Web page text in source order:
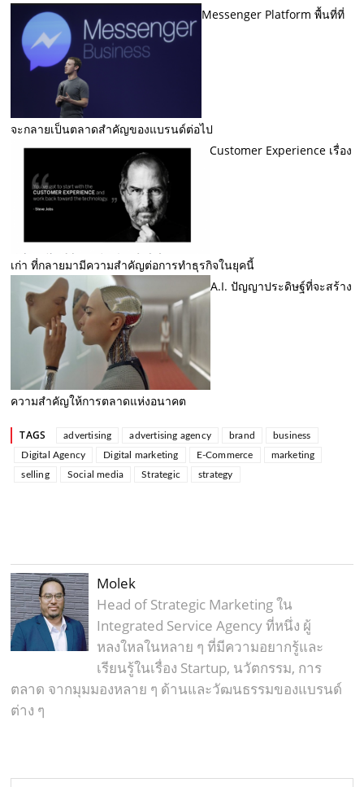
Messenger Platform พื้นที่ที่
จะกลายเป็นตลาดสำคัญของแบรนด์ต่อไป
Customer Experience เรื่อง
เก่า ที่กลายมามีความสำคัญต่อการทำธุรกิจในยุคนี้
A.I. ปัญญาประดิษฐ์ที่จะสร้าง
ความสำคัญให้การตลาดแห่งอนาคต
TAGS advertising advertising agency brand
business
Digital Agency
Digital marketing E-Commerce
marketing
selling
Social media Strategic strategy
Molek
Head of Strategic Marketing ใน
Integrated Service Agency ที่หนึ่ง ผู้
หลงใหลในหลาย ๆ ที่มีความอยากรู้และ
เรียนรู้ในเรื่อง Startup, นวัตกรรม, การ
ตลาด จากมุมมองหลาย ๆ ด้านและวัฒนธรรมของแบรนด์
ต่าง ๆ